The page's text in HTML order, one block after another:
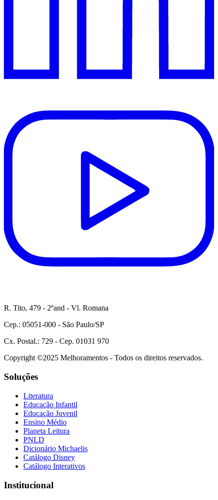
R. Tito, 479 - 2ºand - Vl. Romana
Cep.: 05051-000 - São Paulo/SP
Cx. Postal.: 729 - Cep. 01031 970
Copyright ©2025 Melhoramentos - Todos os direitos reservados.
Soluções
Literatura
Educação Infantil
Educação Juvenil
Ensino Médio
Planeta Leitura
PNLD
Dicionário Michaelis
Catálogo Disney
Catálogo Interativos
Institucional